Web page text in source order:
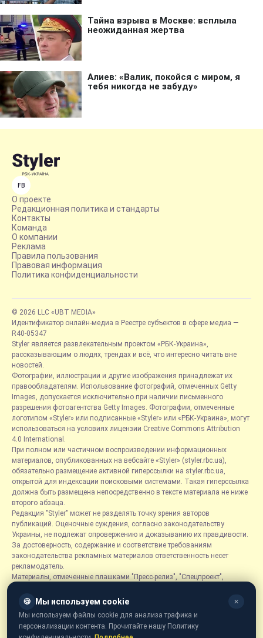
FB
О проекте
Редакционная политика и стандарты
Контакты
Команда
О компании
Реклама
Правила пользования
Правовая информация
Политика конфиденциальности
© 2026 LLC «UBT MEDIA»
Идентификатор онлайн-медиа в Реестре субъектов в сфере медиа —
R40-05347
Styler является развлекательным проектом «РБК-Украина»,
рассказывающим о людях, трендах и всё, что интересно читать вне
новостей.
Фотографии, иллюстрации и другие изображения принадлежат их
правообладателям. Использование фотографий, отмеченных Getty
Images, допускается исключительно при наличии письменного
разрешения фотоагентства Getty Images. Фотографии, отмеченные
логотипом «Styler» или подписанные «Styler» или «РБК-Украина», могут
использоваться на условиях лицензии Creative Commons Attribution
4.0 International.
При полном или частичном воспроизведении информационных
материалов, опубликованных на вебсайте «Styler» (styler.rbc.ua),
обязательно размещение активной гиперссылки на styler.rbc.ua,
открытой для индексации поисковыми системами. Такая гиперссылка
должна быть размещена непосредственно в тексте материала не ниже
второго абзаца.
Редакция "Styler" может не разделять точку зрения авторов
публикаций. Оценочные суждения, согласно законодательству
Украины, не подлежат опровержению и доказыванию их правдивости.
За достоверность, содержание и соответствие требованиям
законодательства рекламных материалов ответственность несет
рекламодатель.
Материалы, отмеченные плашками "Пресс-релиз", "Спецпроект",
размещаются на правах рекламы.
Рубрика «Новости компаний» является информационным форматом,
содержащим новости, сообщения и объявления, связанные с
деятельностью компаний, и основывается на информации,
🍪 Мы используем cookie ✕
Мы используем файлы cookie для анализа трафика и
персонализации контента. Прочитайте нашу Политику